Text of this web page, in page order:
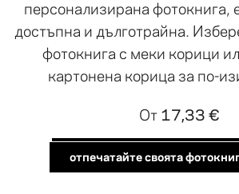
персонализирана фотокнига,
достъпна и дълготрайна.
фотокнига с меки корици
картонена корица за по-
От17,33 €
отпечатайте своята